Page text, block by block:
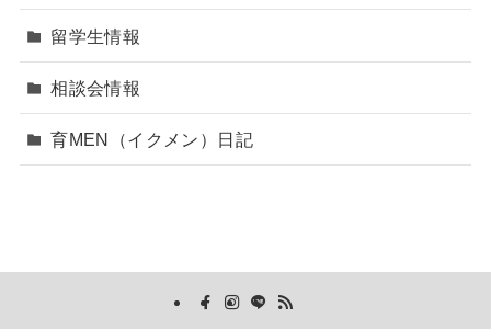
留学生情報
相談会情報
育MEN（イクメン）日記